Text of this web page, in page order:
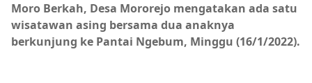
Moro Berkah, Desa Mororejo mengatakan ada satu
wisatawan asing bersama dua anaknya
berkunjung ke Pantai Ngebum, Minggu (16/1/2022).